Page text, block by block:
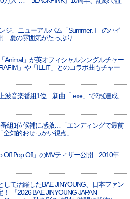
ジ、ニューアルバム「Summer, I」のハイ
…夏の雰囲気がたっぷり
Animal」が英オフィシャルシングルチャー
」や「ILLIT」とのコラボ曲もチャー
波音楽番組1位…新曲「.exe」で2冠達成、
番組1位候補に感激…「エンディングで最前
知的おせっかい視点」
Off Pop Off」のMVティザー公開…2010年
して活躍したBAE JINYOUNG、日本ファン
『2026 BAE JINYOUNG JAPAN